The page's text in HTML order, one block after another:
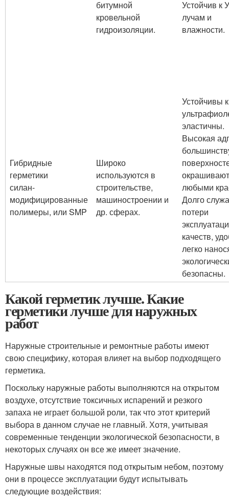
битумной
кровельной
гидроизоляции.
Устойчив к
лучам и
влажности.
Гибридные
герметики
силан-
модифицированные
полимеры, или SMP
Широко
используются в
строительстве,
машиностроении и
др. сферах.
Устойчивы к
эластичны.
Высокая
любыми
Долго
потери
качеств,
легко
безопасны.
Какой герметик лучше. Какие
герметики лучше для наружных
работ
Наружные строительные и ремонтные работы имеют
свою специфику, которая влияет на выбор подходящего
герметика.
Поскольку наружные работы выполняются на открытом
воздухе, отсутствие токсичных испарений и резкого
запаха не играет большой роли, так что этот критерий
выбора в данном случае не главный. Хотя, учитывая
современные тенденции экологической безопасности, в
некоторых случаях он все же имеет значение.
Наружные швы находятся под открытым небом, поэтому
они в процессе эксплуатации будут испытывать
следующие воздействия: